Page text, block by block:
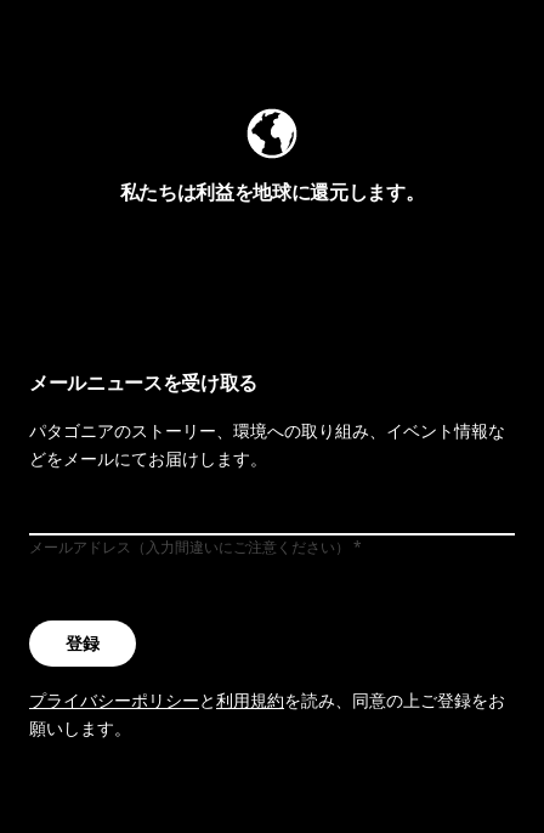
私たちは利益を地球に還元します。
メールニュースを受け取る
パタゴニアのストーリー、環境への取り組み、イベント情報な
どをメールにてお届けします。
メールアドレス（入力間違いにご注意ください）
登録
プライバシーポリシーと利用規約を読み、同意の上ご登録をお
願いします。